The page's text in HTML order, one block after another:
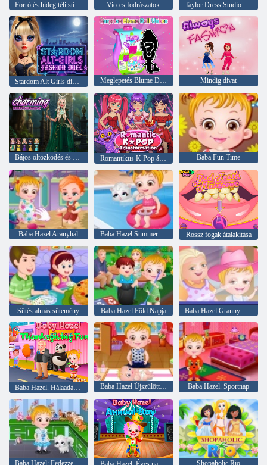
Forró és hideg téli stílus Vicces fodrászatok Taylor Dress Studio Preppy Wild West
Meglepetés Blume Doll Unbox Mindig divat
Bájos öltözködés és smink Romantikus K Pop átalakulás Baba Fun Time
Baba Hazel Aranyhal Baba Hazel Summer Fun Rossz fogak átalakítása
Sütés almás sütemény Baba Hazel Föld Napja Baba Hazel Granny House
Baba Hazel Újszülött Védőoltás Baba Hazel. Sportnap
Baba Hazel: Fedezze fel az állatokat Shopaholic Rio